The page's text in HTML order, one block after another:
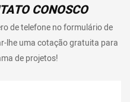
CONOSCO
de telefone no formulário de
lhe uma cotação gratuita para
de projetos!